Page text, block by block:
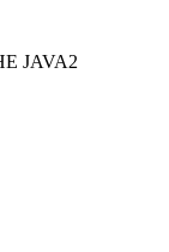
JAVA2